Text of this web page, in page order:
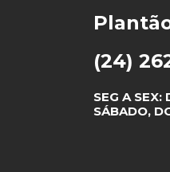
(24)
SEG A SEX:
SÁBADO,